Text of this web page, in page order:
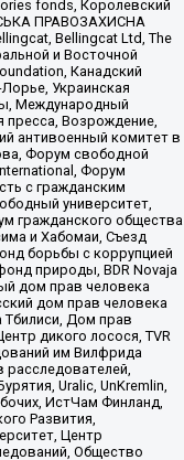
fonds, Королевский
ПРАВОЗАХИСНА
Bellingcat Ltd, The
и Восточной
Канадский
Украинская
Международный
пресса, Возрождение,
антивоенный комитет в
Форум свободной
Форум
с гражданским
университет,
гражданского общества
и Хабомаи, Съезд
борьбы с коррупцией
природы, BDR Novaja
дом прав человека
дом прав человека
Дом прав
дикого лосося, TVR
им Вилфрида
расследователей,
Uralic, UnKremlin,
ИстЧам Финланд,
Развития,
Центр
Общество